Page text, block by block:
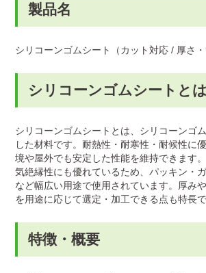
製品名
シリコーンゴムシート（カット対応 / 厚さ・
シリコーンゴムシートとは
シリコーンゴムシートとは、シリコーンゴ
した材料です。耐熱性・耐寒性・耐候性に
境や屋外でも安定した性能を維持できます
気絶縁性にも優れているため、パッキン・
など幅広い用途で使用されています。厚み
を用途に応じて選定・加工できる点も特長で
特徴・概要